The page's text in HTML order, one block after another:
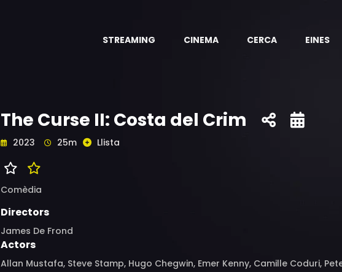
STREAMING CINEMA CERCA EINES
The Curse II: Costa del Crim
2023 25m Llista
Comèdia
Directors
James De Frond
Actors
Allan Mustafa, Steve Stamp, Hugo Chegwin, Emer Kenny, Camille Coduri,